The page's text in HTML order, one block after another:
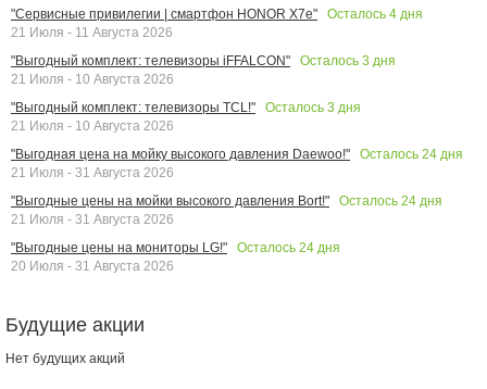
"Сервисные привилегии | смартфон HONOR X7e"
Осталось 4 дня
21 Июля - 11 Августа 2026
"Выгодный комплект: телевизоры iFFALCON"
Осталось 3 дня
21 Июля - 10 Августа 2026
"Выгодный комплект: телевизоры TCL!"
Осталось 3 дня
21 Июля - 10 Августа 2026
"Выгодная цена на мойку высокого давления Daewoo!"
Осталось 24 дня
21 Июля - 31 Августа 2026
"Выгодные цены на мойки высокого давления Bort!"
Осталось 24 дня
21 Июля - 31 Августа 2026
"Выгодные цены на мониторы LG!"
Осталось 24 дня
20 Июля - 31 Августа 2026
Будущие акции
Нет будущих акций